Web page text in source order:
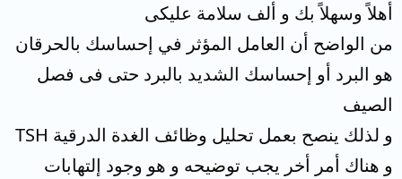
أهلاً وسهلاً بك و ألف سلامة عليكى
من الواضح أن العامل المؤثر في إحساسك بالحرقان
هو البرد أو إحساسك الشديد بالبرد حتى فى فصل
الصيف
و لذلك ينصح بعمل تحليل وظائف الغدة الدرقية TSH
و هناك أمر أخر يجب توضيحه و هو وجود إلتهابات